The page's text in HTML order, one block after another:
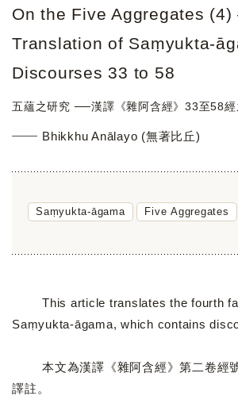
On the Five Aggregates (4)
Translation of Saṃyukta-
Discourses 33 to 58
五蘊之研究 ──漢譯《雜阿含經》33至58經
Bhikkhu Anālayo (無著比丘)
Saṃyukta-āgama Five Aggregates
This article translates the fourth
Saṃyukta-āgama, which contains
本文為漢譯《雜阿含經》第二卷經
譯註。